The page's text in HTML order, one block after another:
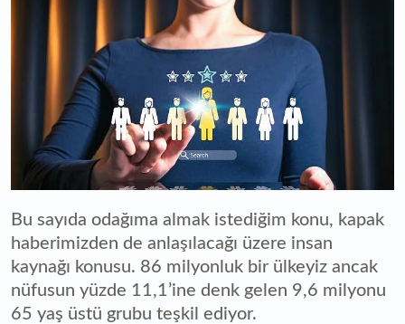
Bu sayıda odağıma almak istediğim konu, kapak
haberimizden de anlaşılacağı üzere insan
kaynağı konusu. 86 milyonluk bir ülkeyiz ancak
nüfusun yüzde 11,1’ine denk gelen 9,6 milyonu
65 yaş üstü grubu teşkil ediyor.